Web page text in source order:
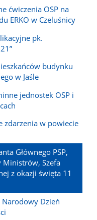
ćwiczenia OSP na
ERKO w Czeluśnicy
pk.
budynku
w Jaśle
jednostek OSP i
zdarzenia w powiecie
Głównego PSP,
Ministrów, Szefa
z okazji święta 11
Dzień